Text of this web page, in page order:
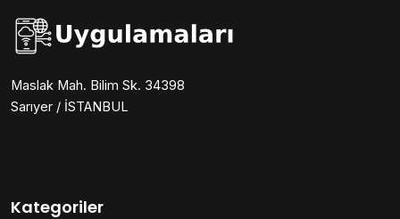
Maslak Mah. Bilim Sk. 34398
Sarıyer / İSTANBUL
Kategoriler